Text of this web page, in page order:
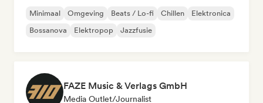
Minimaal Omgeving Beats / Lo-fi Chillen
Elektronica
Bossanova
Elektropop Jazzfusie
FAZE Music & Verlags GmbH
Media Outlet/Journalist